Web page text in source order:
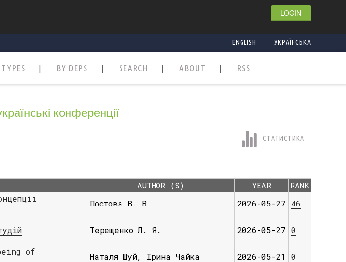
LOGIN
ENGLISH | УКРАЇНСЬКА
BY DEPS SEARCH ABOUT RSS
конференції
СТАТИСТИКА
AUTHOR (S) YEAR
RANK
Постова В. В 2026-05-27 46
Терещенко Л. Я. 2026-05-27 0
of
Наталя Шуй, Ірина Чайка 2026-05-21 0